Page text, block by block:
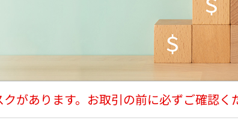
があります。お取引の前に必ずご確認く